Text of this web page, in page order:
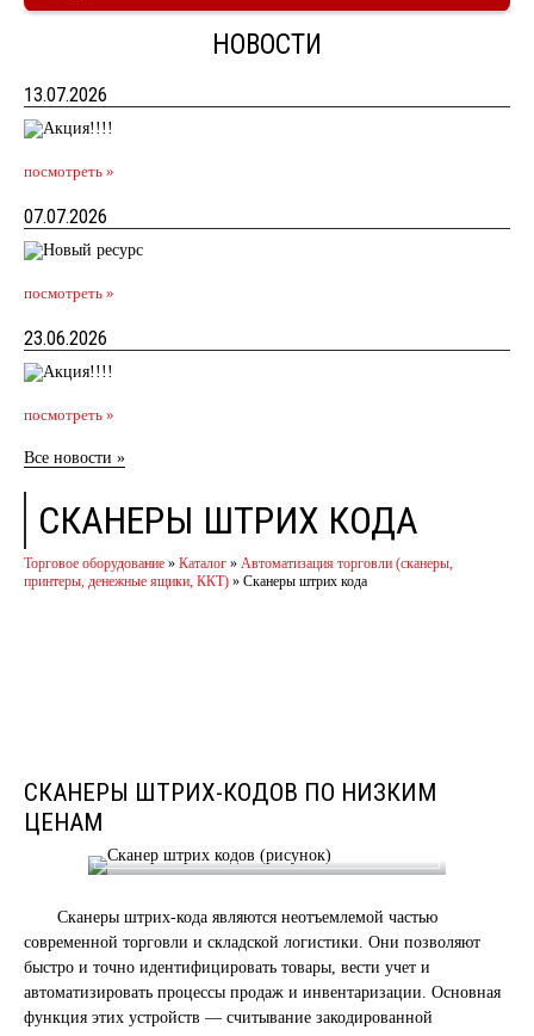
НОВОСТИ
13.07.2026
посмотреть »
07.07.2026
посмотреть »
23.06.2026
посмотреть »
Все новости »
СКАНЕРЫ ШТРИХ КОДА
Торговое оборудование » Каталог » Автоматизация торговли (сканеры,
принтеры, денежные ящики, ККТ) » Сканеры штрих кода
СКАНЕРЫ ШТРИХ-КОДОВ ПО НИЗКИМ
ЦЕНАМ
Сканеры штрих-кода являются неотъемлемой частью
современной торговли и складской логистики. Они позволяют
быстро и точно идентифицировать товары, вести учет и
автоматизировать процессы продаж и инвентаризации. Основная
функция этих устройств — считывание закодированной